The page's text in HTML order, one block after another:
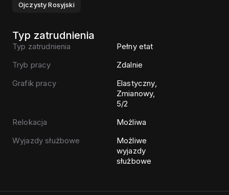
Ojczysty Rosyjski
Typ zatrudnienia
Typ zatrudnienia
Pełny etat
Tryb pracy
Zdalnie
Grafik pracy
Elastyczny,
Zmianowy,
5/2
Relokacja
Możliwa
Wyjazdy służbowe
Możliwe
wyjazdy
służbowe